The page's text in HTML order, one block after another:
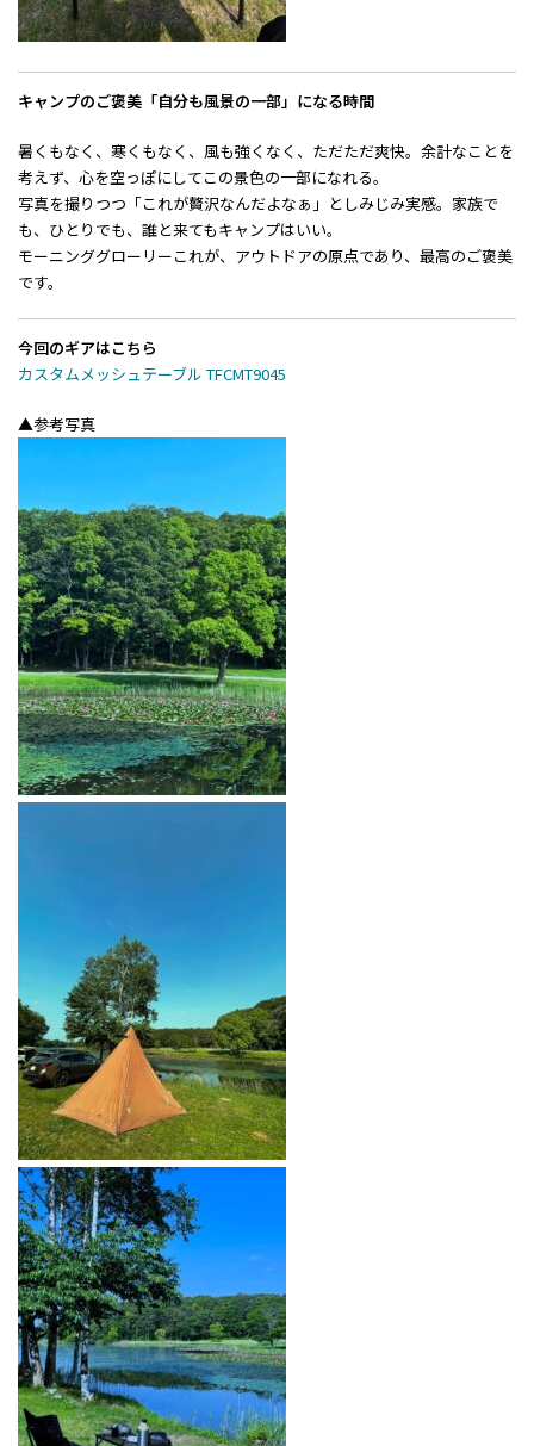
キャンプのご褒美――「自分も風景の一部」になる時間
暑くもなく、寒くもなく、風も強くなく、ただただ爽快。余計なことを
考えず、心を空っぽにしてこの景色の一部になれる。
写真を撮りつつ「これが贅沢なんだよなぁ」としみじみ実感。家族で
も、ひとりでも、誰と来てもキャンプはいい。
モーニンググローリー――これが、アウトドアの原点であり、最高のご褒美
です。
今回のギアはこちら
カスタムメッシュテーブル TFCMT9045
▲参考写真